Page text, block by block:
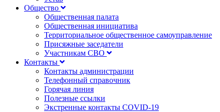
Общество
Общественная палата
Общественная инициатива
Территориальное общественное самоуправление
Присяжные заседатели
Участникам СВО
Контакты
Контакты администрации
Телефонный справочник
Горячая линия
Полезные ссылки
Экстренные контакты COVID-19